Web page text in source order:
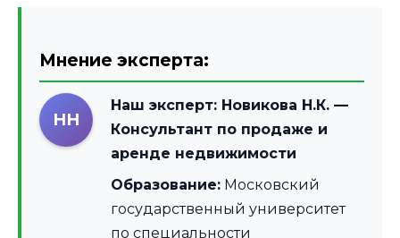
Мнение эксперта:
НН
Наш эксперт: Новикова Н.К. —
Консультант по продаже и
аренде недвижимости
Образование: Московский
государственный университет
по специальности